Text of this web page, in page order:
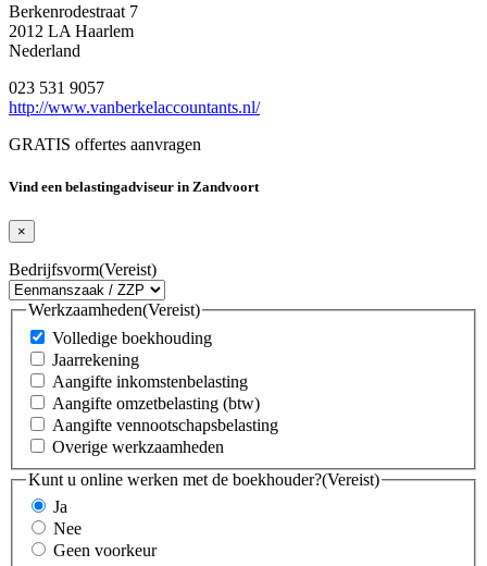
Berkenrodestraat 7
2012 LA Haarlem
Nederland
023 531 9057
http://www.vanberkelaccountants.nl/
GRATIS offertes aanvragen
Vind een belastingadviseur in Zandvoort
×
Bedrijfsvorm(Vereist)
Werkzaamheden(Vereist)
Volledige boekhouding
Jaarrekening
Aangifte inkomstenbelasting
Aangifte omzetbelasting (btw)
Aangifte vennootschapsbelasting
Overige werkzaamheden
Kunt u online werken met de boekhouder?(Vereist)
Ja
Nee
Geen voorkeur